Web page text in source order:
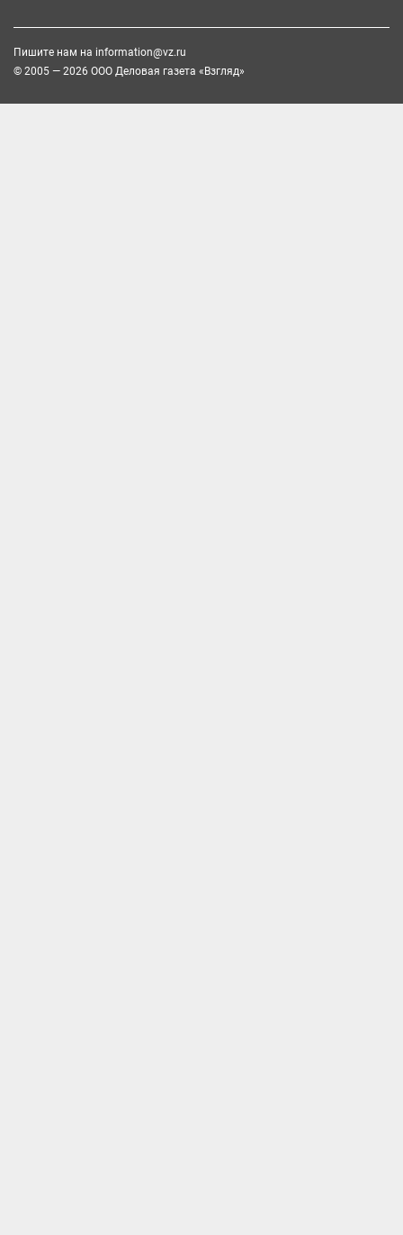
Пишите нам на information@vz.ru
© 2005 — 2026 ООО Деловая газета «Взгляд»